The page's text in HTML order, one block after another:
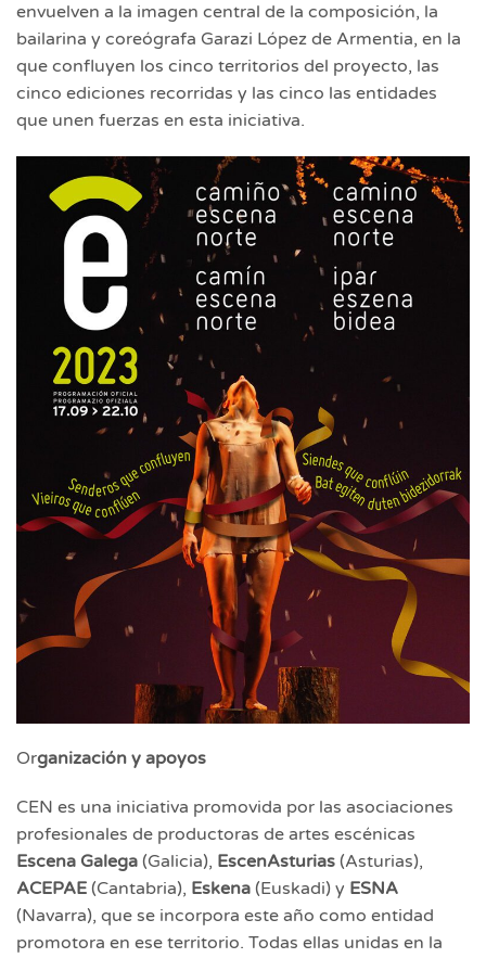
envuelven a la imagen central de la composición, la
bailarina y coreógrafa Garazi López de Armentia, en la
que confluyen los cinco territorios del proyecto, las
cinco ediciones recorridas y las cinco las entidades
que unen fuerzas en esta iniciativa.
Organización y apoyos
CEN es una iniciativa promovida por las asociaciones
profesionales de productoras de artes escénicas
Escena Galega (Galicia), EscenAsturias (Asturias),
ACEPAE (Cantabria), Eskena (Euskadi) y ESNA
(Navarra), que se incorpora este año como entidad
promotora en ese territorio. Todas ellas unidas en la